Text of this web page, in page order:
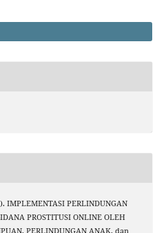
IMPLEMENTASI PERLINDUNGAN
PROSTITUSI ONLINE OLEH
PERLINDUNGAN ANAK, dan